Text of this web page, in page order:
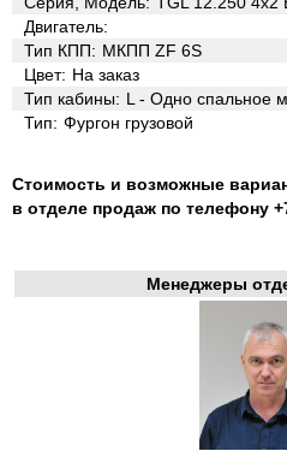
Двигатель:
Тип КПП: МКПП ZF 6S
Цвет: На заказ
Тип кабины: L - Одно спальное
Тип: Фургон грузовой
Стоимость и возможные
в отделе продаж по телефону
Менеджеры